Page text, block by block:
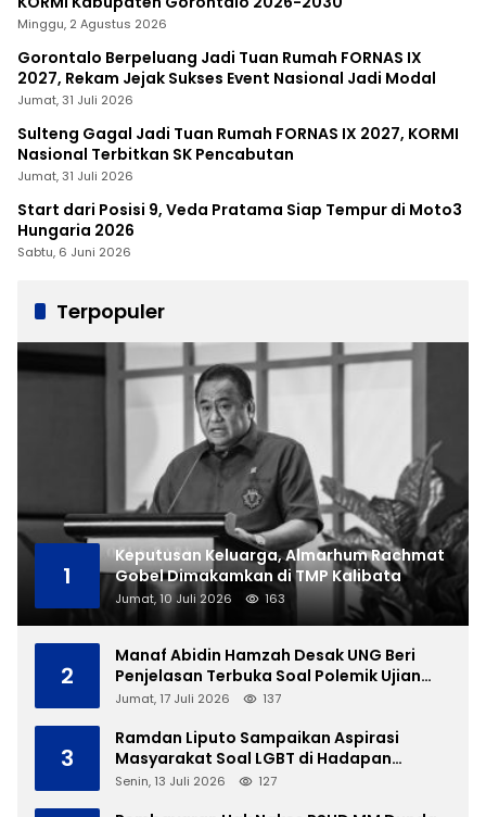
Minggu, 2 Agustus 2026
Gorontalo Berpeluang Jadi Tuan Rumah FORNAS IX
2027, Rekam Jejak Sukses Event Nasional Jadi Modal
Jumat, 31 Juli 2026
Sulteng Gagal Jadi Tuan Rumah FORNAS IX 2027, KORMI
Nasional Terbitkan SK Pencabutan
Jumat, 31 Juli 2026
Start dari Posisi 9, Veda Pratama Siap Tempur di Moto3
Hungaria 2026
Sabtu, 6 Juni 2026
Terpopuler
1
Keputusan Keluarga, Almarhum Rachmat
Gobel Dimakamkan di TMP Kalibata
Jumat, 10 Juli 2026 163
2
Manaf Abidin Hamzah Desak UNG Beri
Penjelasan Terbuka Soal Polemik Ujian
Skripsi Mahasiswi
Jumat, 17 Juli 2026 137
3
Ramdan Liputo Sampaikan Aspirasi
Masyarakat Soal LGBT di Hadapan
Gubernur Gusnar
Senin, 13 Juli 2026 127